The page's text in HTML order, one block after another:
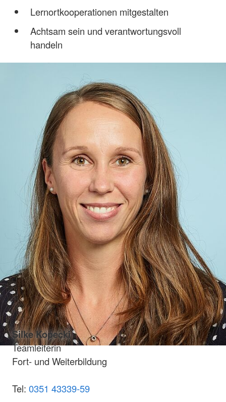
Lernortkooperationen mitgestalten
Achtsam sein und verantwortungsvoll
handeln
Silke Kopecki
Teamleiterin
Fort- und Weiterbildung
Tel: 0351 43339-59